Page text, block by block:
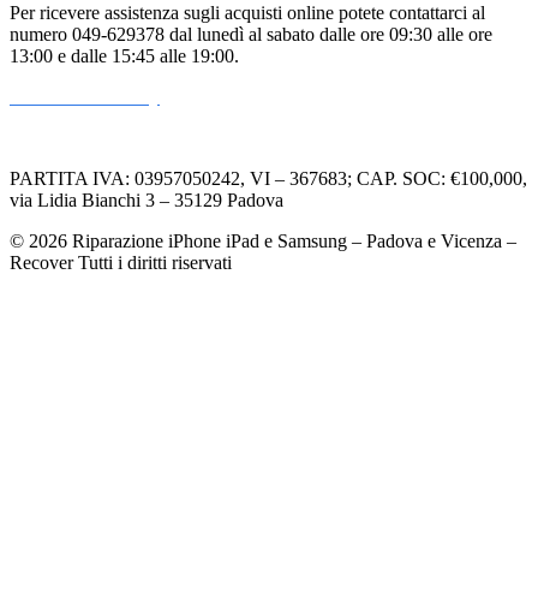
Per ricevere assistenza sugli acquisti online potete contattarci al
numero 049-629378 dal lunedì al sabato dalle ore 09:30 alle ore
13:00 e dalle 15:45 alle 19:00.
PARTITA IVA: 03957050242, VI – 367683; CAP. SOC: €100,000,
via Lidia Bianchi 3 – 35129 Padova
© 2026 Riparazione iPhone iPad e Samsung – Padova e Vicenza –
Recover Tutti i diritti riservati